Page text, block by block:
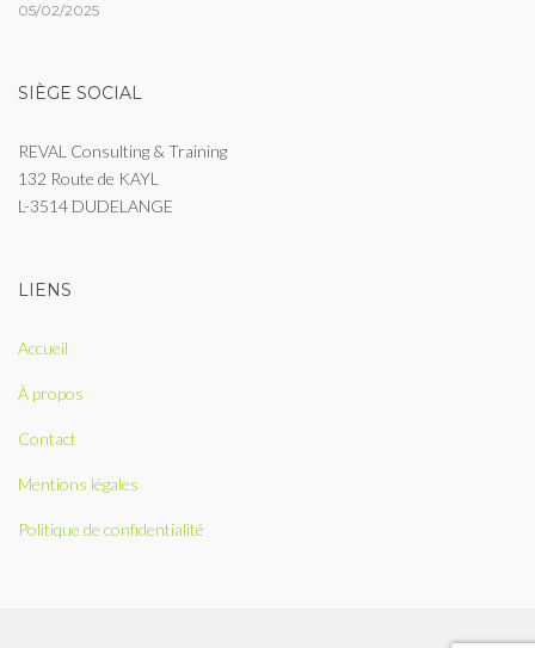
05/02/2025
SIÈGE SOCIAL
REVAL Consulting & Training
132 Route de KAYL
L-3514 DUDELANGE
LIENS
Accueil
À propos
Contact
Mentions légales
Politique de confidentialité